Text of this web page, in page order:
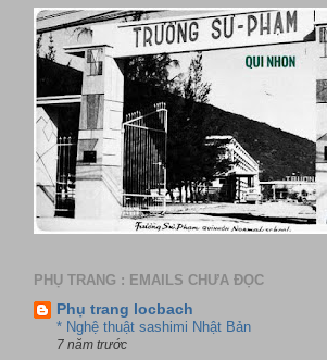
PHỤ TRANG : EMAILS CHƯA ĐỌC
Phụ trang locbach
* Nghệ thuật sashimi Nhật Bản
7 năm trước